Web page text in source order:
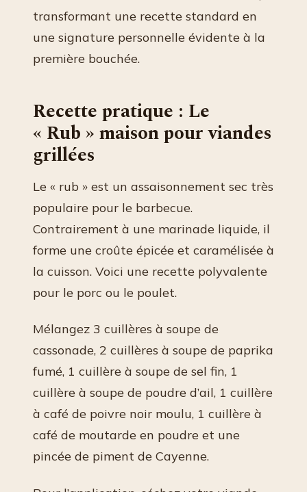
transformant une recette standard en
une signature personnelle évidente à la
première bouchée.
Recette pratique : Le
« Rub » maison pour viandes
grillées
Le « rub » est un assaisonnement sec très
populaire pour le barbecue.
Contrairement à une marinade liquide, il
forme une croûte épicée et caramélisée à
la cuisson. Voici une recette polyvalente
pour le porc ou le poulet.
Mélangez 3 cuillères à soupe de
cassonade, 2 cuillères à soupe de paprika
fumé, 1 cuillère à soupe de sel fin, 1
cuillère à soupe de poudre d’ail, 1 cuillère
à café de poivre noir moulu, 1 cuillère à
café de moutarde en poudre et une
pincée de piment de Cayenne.